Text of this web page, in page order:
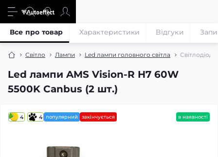
Світло Лампи Led лампи головного світла
Led лампи AMS Vision-R H7 60W
5500K Canbus (2 шт.)
Все про товар Характеристики Відгуки
4 4 популярний закінчується в наявності